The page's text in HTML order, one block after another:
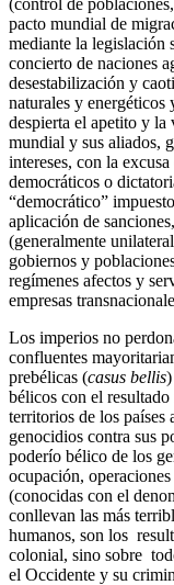
pacto mundial de
mediante la legislación
concierto de naciones
desestabilización y
naturales y energéticos
despierta el apetito y la
mundial y sus aliados,
intereses, con la
democráticos o
“democrático”
aplicación de
(generalmente
gobiernos y
regímenes afectos y
empresas
Los imperios no
confluentes
prebélicas (casus bellis
bélicos con el
territorios de los países
genocidios contra sus
poderío bélico de los
ocupación,
(conocidas con el
conllevan las más
humanos, son los
colonial, sino sobre
el Occidente y su